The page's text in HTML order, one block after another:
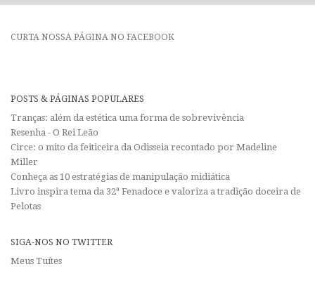
CURTA NOSSA PÁGINA NO FACEBOOK
POSTS & PÁGINAS POPULARES
Tranças: além da estética uma forma de sobrevivência
Resenha - O Rei Leão
Circe: o mito da feiticeira da Odisseia recontado por Madeline
Miller
Conheça as 10 estratégias de manipulação midiática
Livro inspira tema da 32ª Fenadoce e valoriza a tradição doceira de
Pelotas
SIGA-NOS NO TWITTER
Meus Tuítes